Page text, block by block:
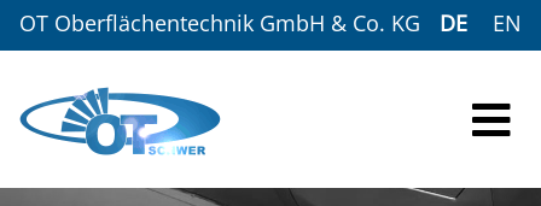
OT Oberflächentechnik GmbH & Co. KG DE EN